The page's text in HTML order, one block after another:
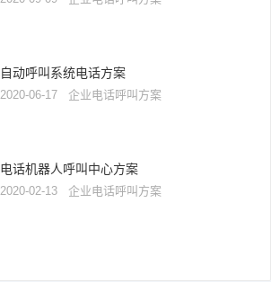
自动呼叫系统电话方案
2020-06-17 企业电话呼叫方案
电话机器人呼叫中心方案
2020-02-13 企业电话呼叫方案